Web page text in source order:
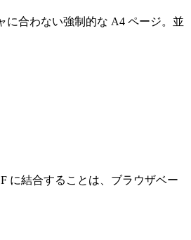
に合わない強制的な A4 ページ。並
に結合することは、ブラウザベー